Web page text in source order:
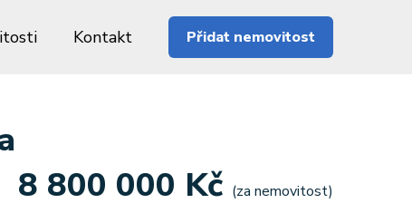
Kontakt Přidat nemovitost
8 800 000 Kč (za nemovitost)